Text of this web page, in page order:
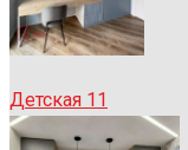
Детская 11